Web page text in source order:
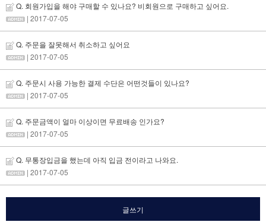
Q. 회원가입을 해야 구매할 수 있나요? 비회원으로 구매하고 싶어요.
| 2017-07-05
Q. 주문을 잘못해서 취소하고 싶어요
| 2017-07-05
Q. 주문시 사용 가능한 결제 수단은 어떤것들이 있나요?
| 2017-07-05
Q. 주문금액이 얼마 이상이면 무료배송 인가요?
| 2017-07-05
Q. 무통장입금을 했는데 아직 입금 전이라고 나와요.
| 2017-07-05
글쓰기